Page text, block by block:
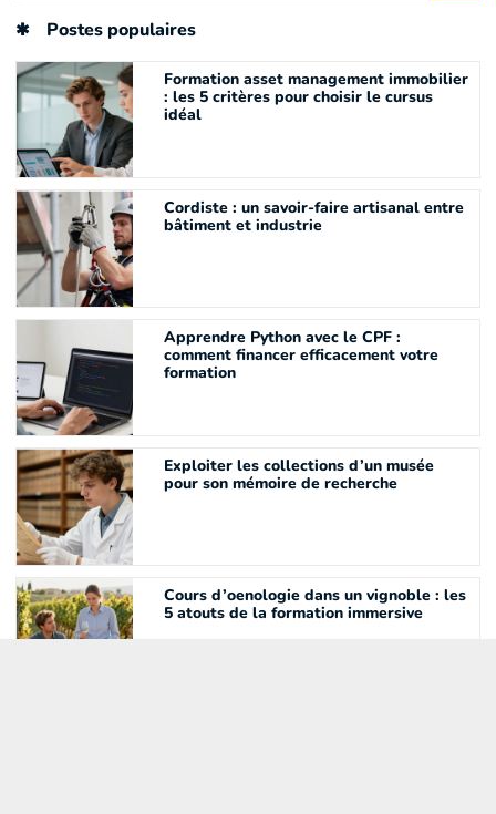
Postes populaires
Formation asset management immobilier
: les 5 critères pour choisir le cursus
idéal
Cordiste : un savoir-faire artisanal entre
bâtiment et industrie
Apprendre Python avec le CPF :
comment financer efficacement votre
formation
Exploiter les collections d’un musée
pour son mémoire de recherche
Cours d’oenologie dans un vignoble : les
5 atouts de la formation immersive